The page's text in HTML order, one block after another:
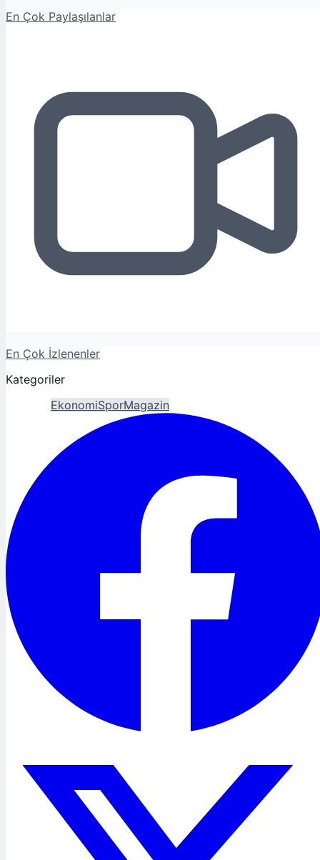
En Çok Paylaşılanlar
En Çok İzlenenler
Kategoriler
EkonomiSporMagazin